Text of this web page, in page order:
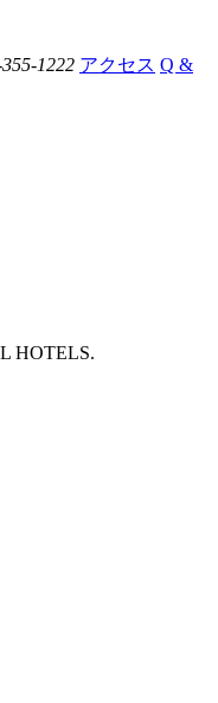
1222 アクセス Q &
HOTELS.